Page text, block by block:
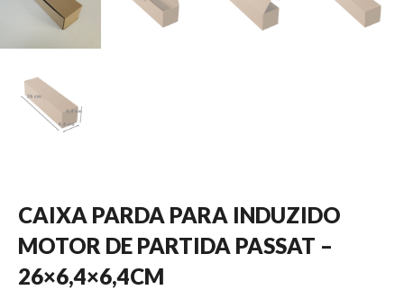
CAIXA PARDA PARA INDUZIDO
MOTOR DE PARTIDA PASSAT –
26×6,4×6,4CM